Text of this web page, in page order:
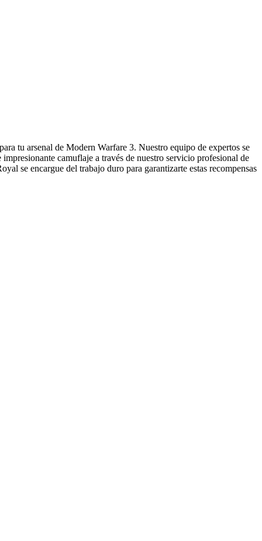
tu arsenal de Modern Warfare 3. Nuestro equipo de expertos se
camuflaje a través de nuestro servicio profesional de
se encargue del trabajo duro para garantizarte estas recompensas